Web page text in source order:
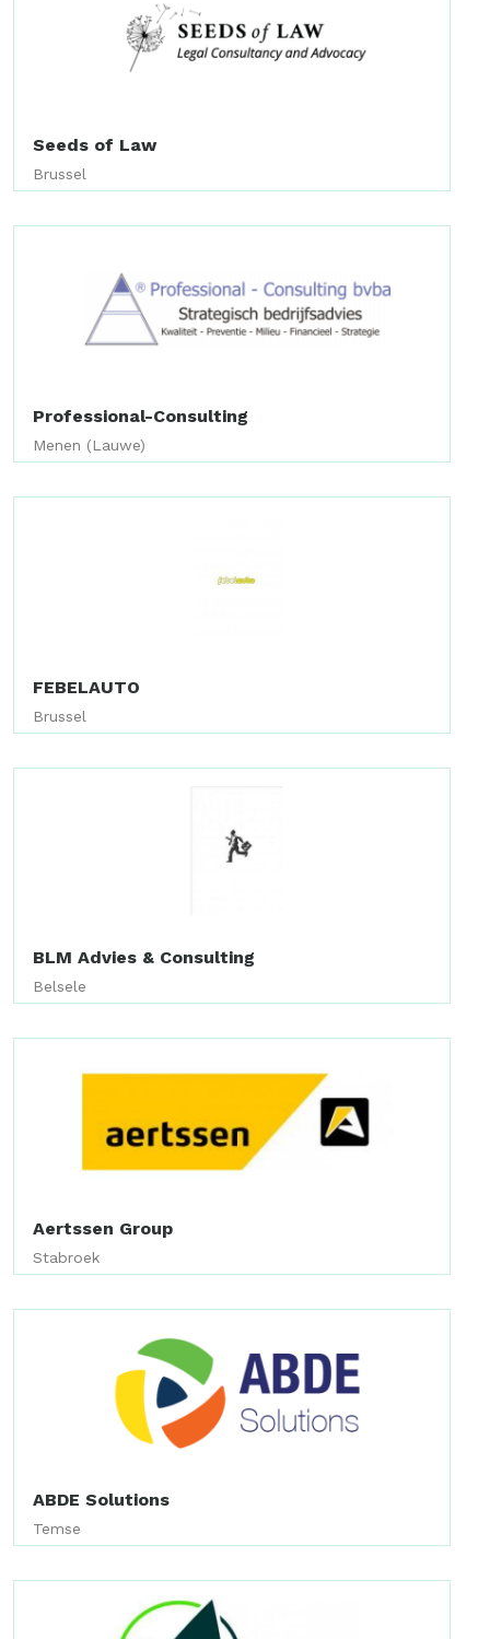
Seeds of Law
Brussel
Professional-Consulting
Menen (Lauwe)
FEBELAUTO
Brussel
BLM Advies & Consulting
Belsele
Aertssen Group
Stabroek
ABDE Solutions
Temse